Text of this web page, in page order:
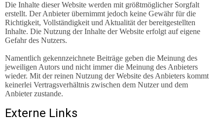
Die Inhalte dieser Website werden mit größtmöglicher Sorgfalt
erstellt. Der Anbieter übernimmt jedoch keine Gewähr für die
Richtigkeit, Vollständigkeit und Aktualität der bereitgestellten
Inhalte. Die Nutzung der Inhalte der Website erfolgt auf eigene
Gefahr des Nutzers.
Namentlich gekennzeichnete Beiträge geben die Meinung des
jeweiligen Autors und nicht immer die Meinung des Anbieters
wieder. Mit der reinen Nutzung der Website des Anbieters kommt
keinerlei Vertragsverhältnis zwischen dem Nutzer und dem
Anbieter zustande.
Externe Links